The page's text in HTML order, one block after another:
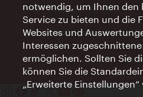
Ort:
concierge.wien.info
Öffnungszeiten:
Informationen rund um
notwendig, um Ihnen den
Service zu bieten und die
Websites und
Interessen
ermöglichen. Sollten Sie
können Sie die
„Erweiterte